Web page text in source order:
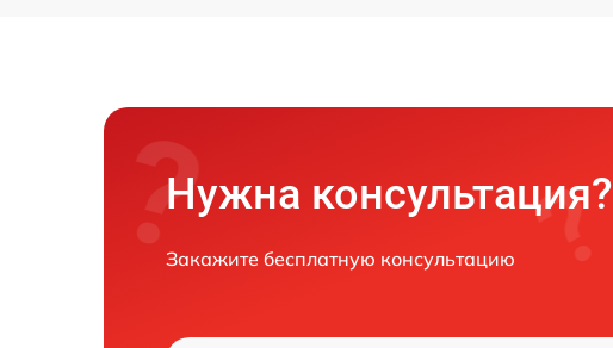
Нужна консультация?
Закажите бесплатную консультацию